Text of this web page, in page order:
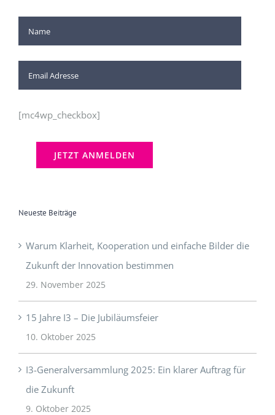
Newsletter
[mc4wp_checkbox]
Neueste Beiträge
Warum Klarheit, Kooperation und einfache Bilder die
Zukunft der Innovation bestimmen
29. November 2025
15 Jahre I3 – Die Jubiläumsfeier
10. Oktober 2025
I3-Generalversammlung 2025: Ein klarer Auftrag für